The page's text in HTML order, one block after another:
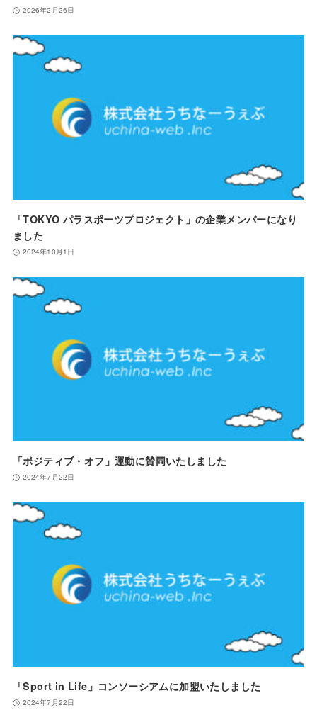
2026年2月26日
「TOKYO パラスポーツプロジェクト」の企業メンバーになり
ました
2024年10月1日
「ポジティブ・オフ」運動に賛同いたしました
2024年7月22日
「Sport in Life」コンソーシアムに加盟いたしました
2024年7月22日